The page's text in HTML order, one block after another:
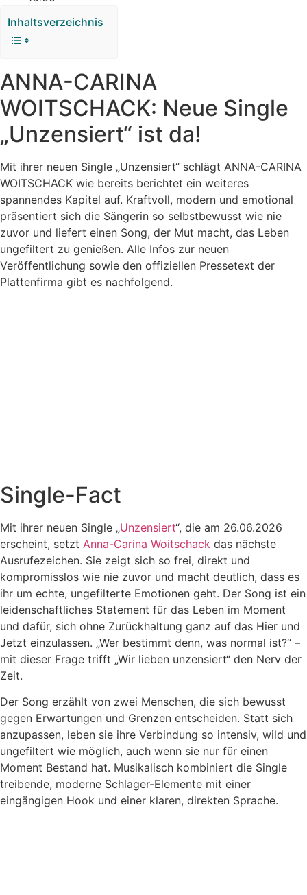
Inhaltsverzeichnis
ANNA-CARINA
WOITSCHACK: Neue Single
„Unzensiert“ ist da!
Mit ihrer neuen Single „Unzensiert“ schlägt ANNA-CARINA
WOITSCHACK wie bereits berichtet ein weiteres
spannendes Kapitel auf. Kraftvoll, modern und emotional
präsentiert sich die Sängerin so selbstbewusst wie nie
zuvor und liefert einen Song, der Mut macht, das Leben
ungefiltert zu genießen. Alle Infos zur neuen
Veröffentlichung sowie den offiziellen Pressetext der
Plattenfirma gibt es nachfolgend.
Single-Fact
Mit ihrer neuen Single „Unzensiert“, die am 26.06.2026
erscheint, setzt Anna-Carina Woitschack das nächste
Ausrufezeichen. Sie zeigt sich so frei, direkt und
kompromisslos wie nie zuvor und macht deutlich, dass es
ihr um echte, ungefilterte Emotionen geht. Der Song ist ein
leidenschaftliches Statement für das Leben im Moment
und dafür, sich ohne Zurückhaltung ganz auf das Hier und
Jetzt einzulassen. „Wer bestimmt denn, was normal ist?“ –
mit dieser Frage trifft „Wir lieben unzensiert“ den Nerv der
Zeit.
Der Song erzählt von zwei Menschen, die sich bewusst
gegen Erwartungen und Grenzen entscheiden. Statt sich
anzupassen, leben sie ihre Verbindung so intensiv, wild und
ungefiltert wie möglich, auch wenn sie nur für einen
Moment Bestand hat. Musikalisch kombiniert die Single
treibende, moderne Schlager-Elemente mit einer
eingängigen Hook und einer klaren, direkten Sprache.